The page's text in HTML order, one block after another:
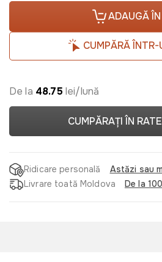
ADAUGĂ
CUMPĂRĂ ÎNTR-
De la 48.75 lei/lună
CUMPĂRAȚI ÎN
Ridicare personală
Astăzi sau
Livrare toată Moldova
De la